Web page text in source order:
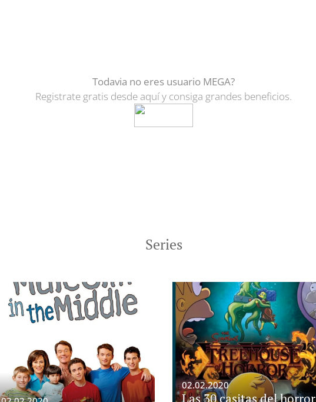
Todavia no eres usuario MEGA?
Registrate gratis desde aquí y consiga grandes beneficios.
Series
02.02.2020
Las 30 casitas del horror